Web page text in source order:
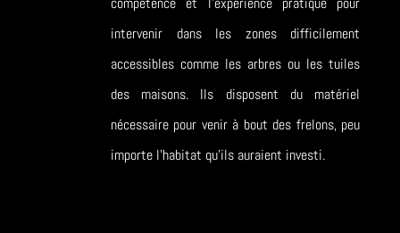
intervenir dans les zones difficilement
accessibles comme les arbres ou les tuiles
des maisons. Ils disposent du matériel
nécessaire pour venir à bout des frelons, peu
importe l’habitat qu’ils auraient investi.